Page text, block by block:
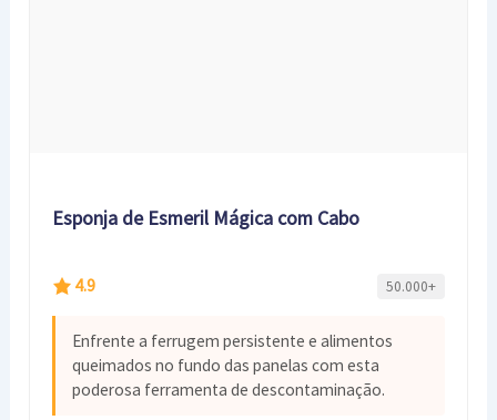
Esponja de Esmeril Mágica com Cabo
4.9 50.000+
Enfrente a ferrugem persistente e alimentos
queimados no fundo das panelas com esta
poderosa ferramenta de descontaminação.